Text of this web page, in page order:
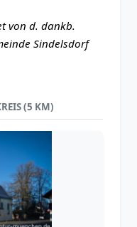
von d. dankb.
Sindelsdorf
(5 KM)